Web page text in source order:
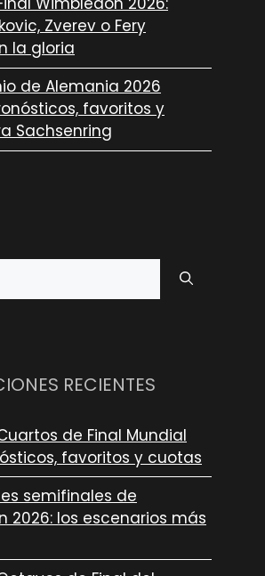
Zverev o Fery
la gloria
de Alemania 2026
favoritos y
Sachsenring
RECIENTES
de Final Mundial
favoritos y cuotas
semifinales de
2026: los escenarios más